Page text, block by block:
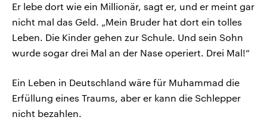
Er lebe dort wie ein Millionär, sagt er, und er meint gar
nicht mal das Geld. „Mein Bruder hat dort ein tolles
Leben. Die Kinder gehen zur Schule. Und sein Sohn
wurde sogar drei Mal an der Nase operiert. Drei Mal!“
Ein Leben in Deutschland wäre für Muhammad die
Erfüllung eines Traums, aber er kann die Schlepper
nicht bezahlen.